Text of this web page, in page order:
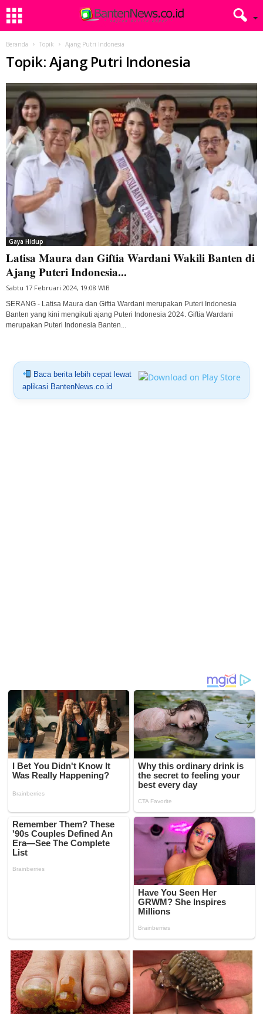
Beranda Topik Ajang Putri Indonesia
Topik: Ajang Putri Indonesia
Gaya Hidup
Latisa Maura dan Giftia Wardani Wakili Banten di
Ajang Puteri Indonesia...
Sabtu 17 Februari 2024, 19:08 WIB
SERANG - Latisa Maura dan Giftia Wardani merupakan Puteri Indonesia
Banten yang kini mengikuti ajang Puteri Indonesia 2024. Giftia Wardani
merupakan Puteri Indonesia Banten...
Baca berita lebih cepat lewat
aplikasi BantenNews.co.id